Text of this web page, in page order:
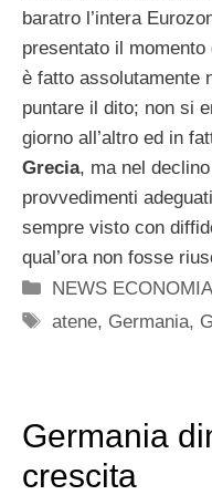
baratro l’intera
presentato il
è fatto assolutamente
puntare il dito; non si
giorno all’altro ed in
Grecia, ma nel
provvedimenti
sempre visto con
qual’ora non fosse
Categorie
NEWS ECONOMIA
Tag
atene, Germania,
Germania
crescita